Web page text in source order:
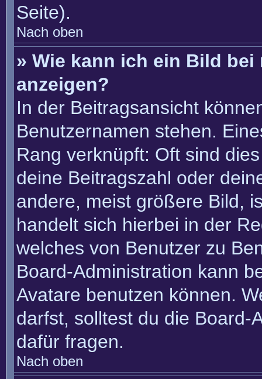
Seite).
Nach oben
» Wie kann ich ein Bild bei
anzeigen?
In der Beitragsansicht
Benutzernamen stehen.
Rang verknüpft: Oft sind
deine Beitragszahl oder
andere, meist größere Bild,
handelt sich hierbei in der
welches von Benutzer zu
Board-Administration kann
Avatare benutzen können.
darfst, solltest du die Board-
dafür fragen.
Nach oben